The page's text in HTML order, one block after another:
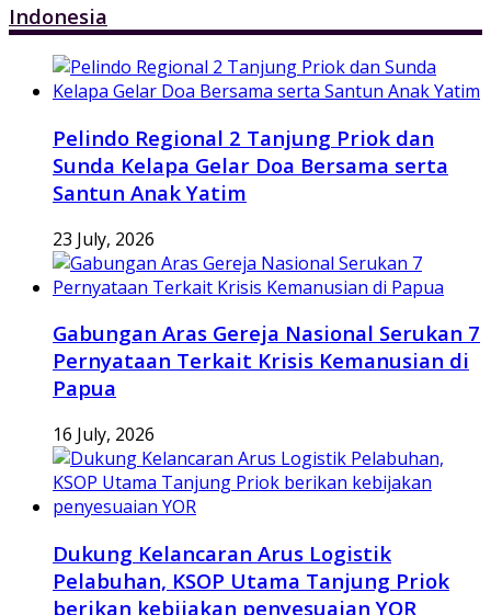
Indonesia
Pelindo Regional 2 Tanjung Priok dan
Sunda Kelapa Gelar Doa Bersama serta
Santun Anak Yatim
23 July, 2026
Gabungan Aras Gereja Nasional Serukan 7
Pernyataan Terkait Krisis Kemanusian di
Papua
16 July, 2026
Dukung Kelancaran Arus Logistik
Pelabuhan, KSOP Utama Tanjung Priok
berikan kebijakan penyesuaian YOR